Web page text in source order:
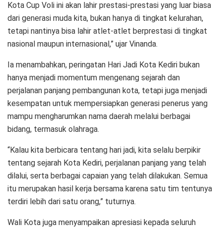
Kota Cup Voli ini akan lahir prestasi-prestasi yang luar biasa
dari generasi muda kita, bukan hanya di tingkat kelurahan,
tetapi nantinya bisa lahir atlet-atlet berprestasi di tingkat
nasional maupun internasional,” ujar Vinanda.
Ia menambahkan, peringatan Hari Jadi Kota Kediri bukan
hanya menjadi momentum mengenang sejarah dan
perjalanan panjang pembangunan kota, tetapi juga menjadi
kesempatan untuk mempersiapkan generasi penerus yang
mampu mengharumkan nama daerah melalui berbagai
bidang, termasuk olahraga.
“Kalau kita berbicara tentang hari jadi, kita selalu berpikir
tentang sejarah Kota Kediri, perjalanan panjang yang telah
dilalui, serta berbagai capaian yang telah dilakukan. Semua
itu merupakan hasil kerja bersama karena satu tim tentunya
terdiri lebih dari satu orang,” tuturnya.
Wali Kota juga menyampaikan apresiasi kepada seluruh